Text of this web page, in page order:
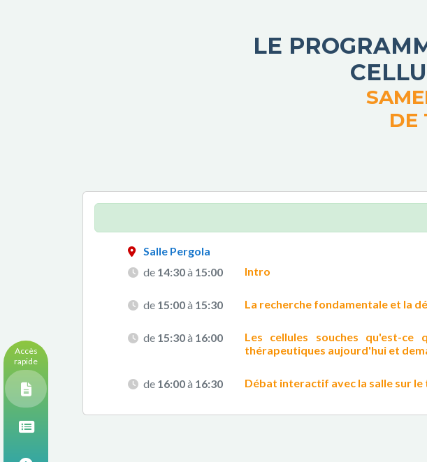
LE
DE
Salle Pergola
de 14:30à 15:00 Intro
de 15:00à 15:30 La recherche fondamentale et la
de 15:30à 16:00
Les cellules souches qu'est-
thérapeutiques aujourd'hui et
de 16:00à 16:30 Débat interactif avec la salle sur
Accès
rapide